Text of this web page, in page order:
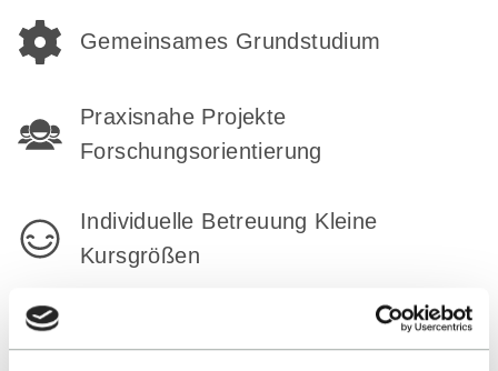
Gemeinsames Grundstudium
Praxisnahe Projekte
Forschungsorientierung
Individuelle Betreuung Kleine
Kursgrößen